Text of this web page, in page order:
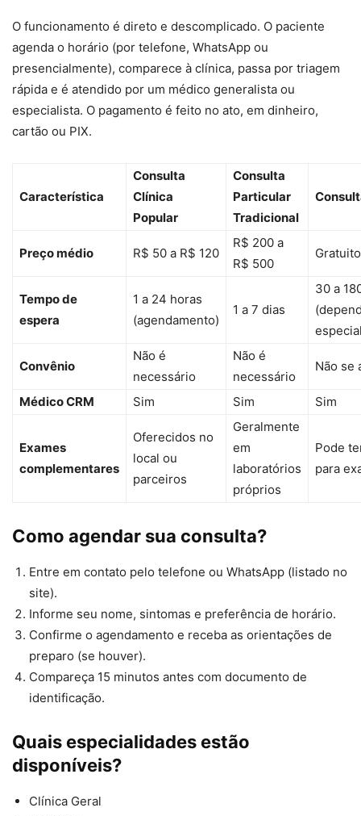
O funcionamento é direto e descomplicado. O paciente
agenda o horário (por telefone, WhatsApp ou
presencialmente), comparece à clínica, passa por triagem
rápida e é atendido por um médico generalista ou
especialista. O pagamento é feito no ato, em dinheiro,
cartão ou PIX.
Característica
Consulta
Clínica
Popular
Consulta
Particular
Tradicional
Preço médio R$ 50 a R$ 120
R$ 200 a
R$ 500
Gratuito
Tempo de
espera
1 a 24 horas
(agendamento)
1 a 7 dias
30 a
Convênio
Não é
necessário
Não é
necessário
Não se
Médico CRM Sim Sim Sim
Exames
complementares
Oferecidos no
local ou
parceiros
Geralmente
em
laboratórios
próprios
Pode
para
Como agendar sua consulta?
Entre em contato pelo telefone ou WhatsApp (listado no
site).
Informe seu nome, sintomas e preferência de horário.
Confirme o agendamento e receba as orientações de
preparo (se houver).
Compareça 15 minutos antes com documento de
identificação.
Quais especialidades estão
disponíveis?
Clínica Geral